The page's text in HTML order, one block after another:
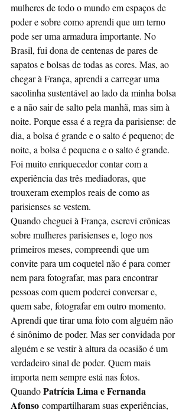
mulheres de todo o mundo em espaços de
poder e sobre como aprendi que um terno
pode ser uma armadura importante. No
Brasil, fui dona de centenas de pares de
sapatos e bolsas de todas as cores. Mas, ao
chegar à França, aprendi a carregar uma
sacolinha sustentável ao lado da minha bolsa
e a não sair de salto pela manhã, mas sim à
noite. Porque essa é a regra da parisiense: de
dia, a bolsa é grande e o salto é pequeno; de
noite, a bolsa é pequena e o salto é grande.
Foi muito enriquecedor contar com a
experiência das três mediadoras, que
trouxeram exemplos reais de como as
parisienses se vestem.
Quando cheguei à França, escrevi crônicas
sobre mulheres parisienses e, logo nos
primeiros meses, compreendi que um
convite para um coquetel não é para comer
nem para fotografar, mas para encontrar
pessoas com quem poderei conversar e,
quem sabe, fotografar em outro momento.
Aprendi que tirar uma foto com alguém não
é sinônimo de poder. Mas ser convidada por
alguém e se vestir à altura da ocasião é um
verdadeiro sinal de poder. Quem mais
importa nem sempre está nas fotos.
Quando Patrícia Lima e Fernanda
Afonso compartilharam suas experiências,